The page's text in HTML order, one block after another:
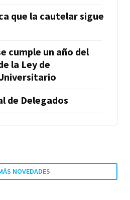
que la cautelar sigue
cumple un año del
la Ley de
de Delegados
NOVEDADES